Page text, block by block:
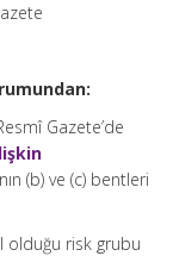
Gazete’de
(b) ve (c) bentleri
olduğu risk grubu